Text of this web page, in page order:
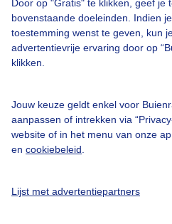
Door op "Gratis" te klikken, geef je
bovenstaande doeleinden. Indien
toestemming wenst te geven, kun
advertentievrije ervaring door op
klikken.
Jouw keuze geldt enkel voor
aanpassen of intrekken via
website of in het menu van onze
en cookiebeleid
Lijst met advertentiepartners
Contact
Toegankelijkheid
Gebruikersvoorwaarden
Buienradar Team
Privacy beleid
Cookie beleid
Gratis weerdata